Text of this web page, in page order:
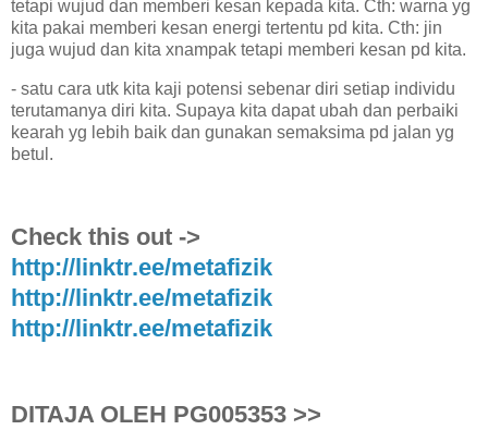
tetapi wujud dan memberi kesan kepada kita. Cth: warna yg
kita pakai memberi kesan energi tertentu pd kita. Cth: jin
juga wujud dan kita xnampak tetapi memberi kesan pd kita.
- satu cara utk kita kaji potensi sebenar diri setiap individu
terutamanya diri kita. Supaya kita dapat ubah dan perbaiki
kearah yg lebih baik dan gunakan semaksima pd jalan yg
betul.
Check this out ->
http://linktr.ee/metafizik
http://linktr.ee/metafizik
http://linktr.ee/metafizik
DITAJA OLEH PG005353 >>